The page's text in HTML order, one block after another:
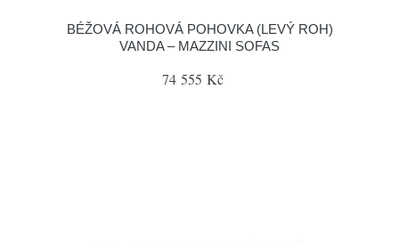
BÉŽOVÁ ROHOVÁ POHOVKA (LEVÝ ROH)
VANDA – MAZZINI SOFAS
74 555 Kč